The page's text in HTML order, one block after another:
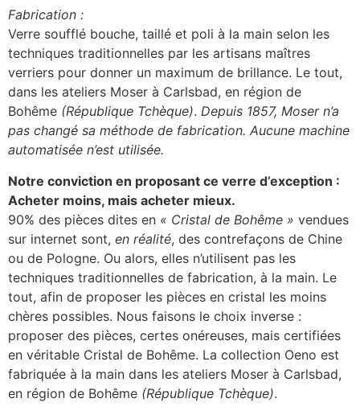
Fabrication :
Verre soufflé bouche, taillé et poli à la main selon les
techniques traditionnelles par les artisans maîtres
verriers pour donner un maximum de brillance. Le tout,
dans les ateliers Moser à Carlsbad, en région de
Bohême (République Tchèque). Depuis 1857, Moser n’a
pas changé sa méthode de fabrication. Aucune machine
automatisée n’est utilisée.
Notre conviction en proposant ce verre d’exception :
Acheter moins, mais acheter mieux.
90% des pièces dites en « Cristal de Bohême » vendues
sur internet sont, en réalité, des contrefaçons de Chine
ou de Pologne. Ou alors, elles n’utilisent pas les
techniques traditionnelles de fabrication, à la main. Le
tout, afin de proposer les pièces en cristal les moins
chères possibles. Nous faisons le choix inverse :
proposer des pièces, certes onéreuses, mais certifiées
en véritable Cristal de Bohême. La collection Oeno est
fabriquée à la main dans les ateliers Moser à Carlsbad,
en région de Bohême (République Tchèque).